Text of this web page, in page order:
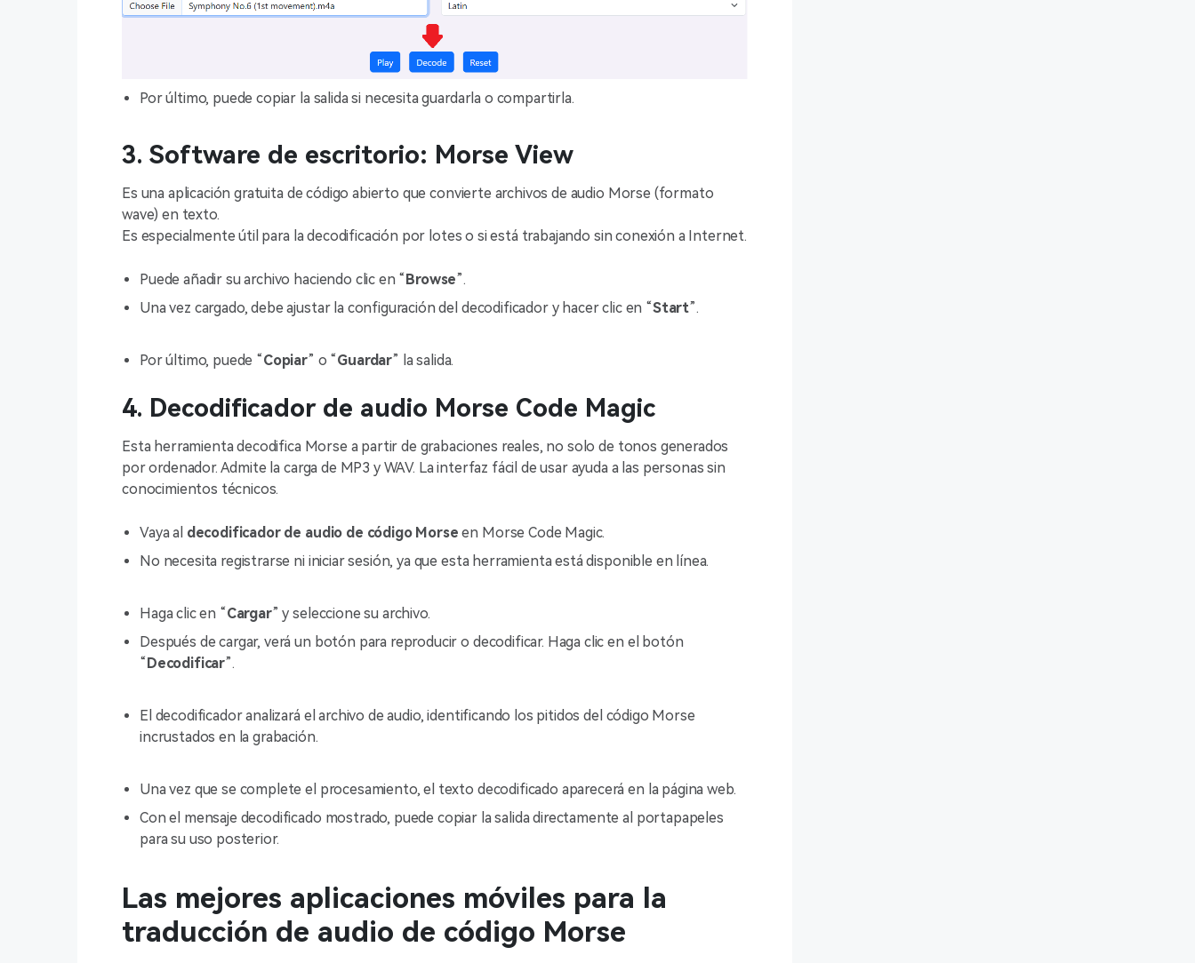
Por último, puede copiar la salida si necesita guardarla o compartirla.
3. Software de escritorio: Morse View
Es una aplicación gratuita de código abierto que convierte archivos de audio Morse (formato
wave) en texto.
Es especialmente útil para la decodificación por lotes o si está trabajando sin conexión a Internet.
Puede añadir su archivo haciendo clic en “Browse”.
Una vez cargado, debe ajustar la configuración del decodificador y hacer clic en “Start”.
Por último, puede “Copiar” o “Guardar” la salida.
4. Decodificador de audio Morse Code Magic
Esta herramienta decodifica Morse a partir de grabaciones reales, no solo de tonos generados
por ordenador. Admite la carga de MP3 y WAV. La interfaz fácil de usar ayuda a las personas sin
conocimientos técnicos.
Vaya al decodificador de audio de código Morse en Morse Code Magic.
No necesita registrarse ni iniciar sesión, ya que esta herramienta está disponible en línea.
Haga clic en “Cargar” y seleccione su archivo.
Después de cargar, verá un botón para reproducir o decodificar. Haga clic en el botón
“Decodificar”.
El decodificador analizará el archivo de audio, identificando los pitidos del código Morse
incrustados en la grabación.
Una vez que se complete el procesamiento, el texto decodificado aparecerá en la página web.
Con el mensaje decodificado mostrado, puede copiar la salida directamente al portapapeles
para su uso posterior.
Las mejores aplicaciones móviles para la
traducción de audio de código Morse